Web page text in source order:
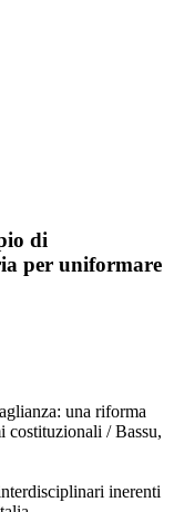
di
per uniformare
una riforma
costituzionali / Bassu,
inerenti